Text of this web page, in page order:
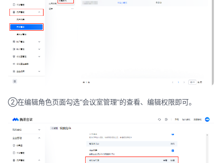
②在编辑角色页面勾选“会议室管理”的查看、编辑权限即可。